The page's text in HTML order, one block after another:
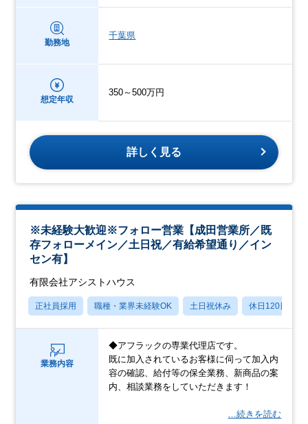
勤務地
千葉県
想定年収
350～500万円
詳しく見る
※未経験大歓迎※フォロー営業【成田営業所／既
存フォローメイン／土日祝／有給希望通り／イン
セン有】
有限会社アシストハウス
正社員採用 職種・業界未経験OK 土日祝休み 休日120日以上
業務内容
◆アフラックの専業代理店です。
既に加入されているお客様に伺って加入内
容の確認、給付等の保全業務、新商品の案
内、相談業務をしていただきます！
…続きを読む